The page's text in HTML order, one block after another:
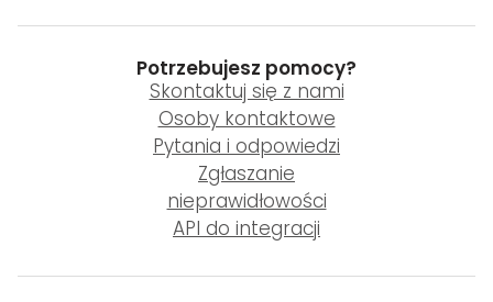
Potrzebujesz pomocy?
Skontaktuj się z nami
Osoby kontaktowe
Pytania i odpowiedzi
Zgłaszanie
nieprawidłowości
API do integracji